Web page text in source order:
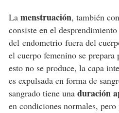
La menstruación, también
consiste en el
del endometrio fuera del
el cuerpo femenino se prepara
esto no se produce, la capa
es expulsada en forma de
sangrado tiene una duración
en condiciones normales,